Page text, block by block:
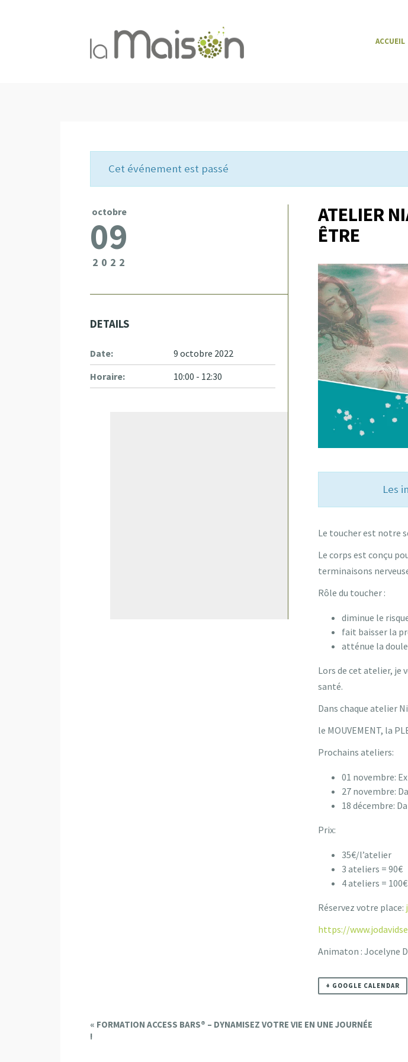
ACCUEIL
Cet événement est passé
ATELIER
ÊTRE
Les
Le toucher est notre
Le corps est conçu
terminaisons
Rôle du toucher :
diminue le
fait baisser la
atténue la
Lors de cet atelier, je
santé.
Dans chaque atelier
le MOUVEMENT, la
Prochains ateliers:
01 novembre:
27 novembre:
18 décembre:
Prix:
35€/l’atelier
3 ateliers = 90€
4 ateliers = 100€
Réservez votre place:
https://
Animaton : Jocelyne
+ GOOGLE CALENDAR
octobre
09
2022
DETAILS
Date:
9 octobre 2022
Horaire:
10:00 - 12:30
E
v
« FORMATION ACCESS BARS® – DYNAMISEZ VOTRE VIE EN UNE JOURNÉE
!